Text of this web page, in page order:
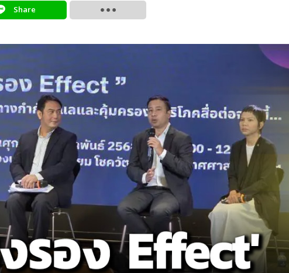
Share